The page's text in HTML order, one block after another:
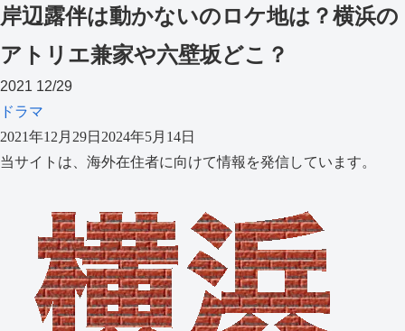
岸辺露伴は動かないのロケ地は？横浜の
アトリエ兼家や六壁坂どこ？
2021 12/29
ドラマ
2021年12月29日 2024年5月14日
当サイトは、海外在住者に向けて情報を発信しています。